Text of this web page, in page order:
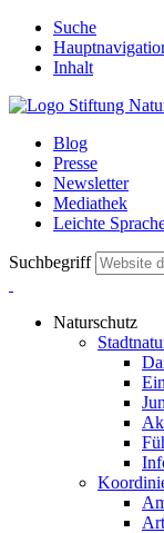
Suche
Inhalt
Blog
Presse
Newsletter
Mediathek
Leichte
Suchbegriff
Naturschutz